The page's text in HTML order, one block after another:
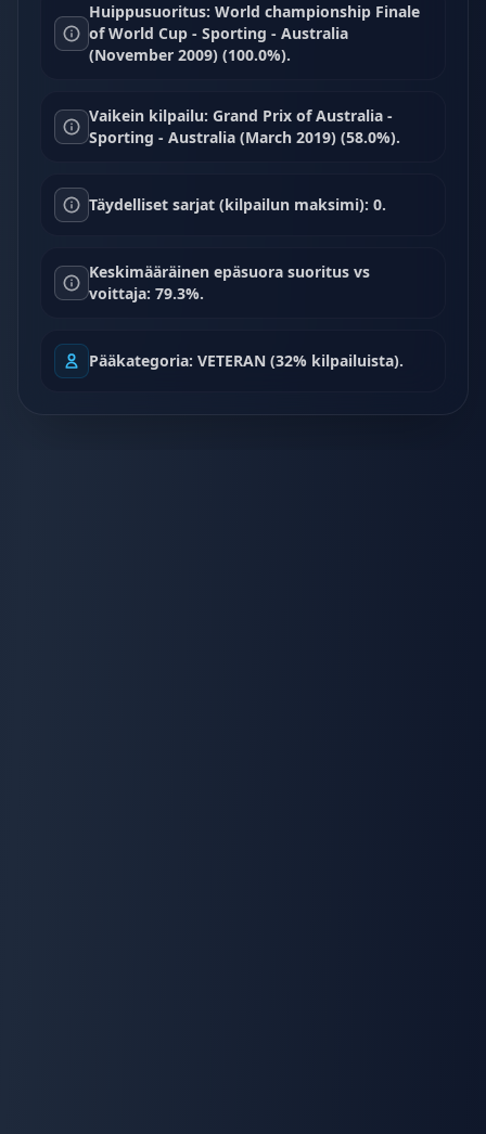
Huippusuoritus: World championship Finale
of World Cup - Sporting - Australia
(November 2009) (100.0%).
Vaikein kilpailu: Grand Prix of Australia -
Sporting - Australia (March 2019) (58.0%).
Täydelliset sarjat (kilpailun maksimi): 0.
Keskimääräinen epäsuora suoritus vs
voittaja: 79.3%.
Pääkategoria: VETERAN (32% kilpailuista).